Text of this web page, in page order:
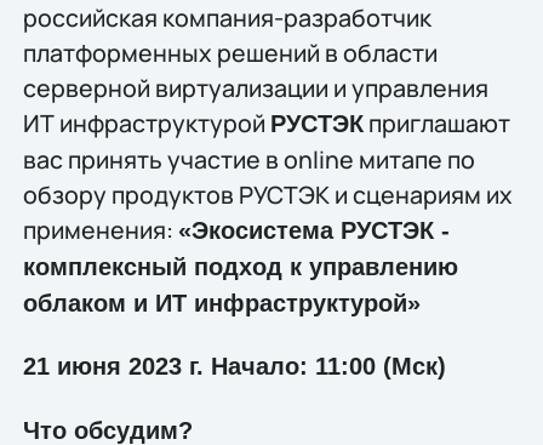
российская компания-разработчик
платформенных решений в области
серверной виртуализации и управления
ИТ инфраструктурой РУСТЭКприглашают
вас принять участие в online митапе по
обзору продуктов РУСТЭК и сценариям их
применения: «Экосистема РУСТЭК -
комплексный подход к управлению
облаком и ИТ инфраструктурой»
21 июня 2023 г. Начало: 11:00 (Мск)
Что обсудим?